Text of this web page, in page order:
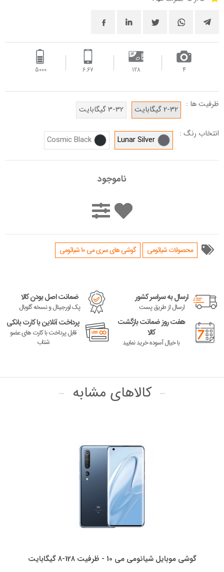
4
128
6.67
5000 ‌
ظرفیت ها : 2-32 گیگابایت 3-32 گیگابایت
انتخاب رنگ :
Lunar Silver
Cosmic Black
ناموجود
محصولات شیائومی گوشی های سری می 10 شیائومی
ارسال به سراسر کشور
ارسال از طریق پست
ضمانت اصل بودن کالا
پک اورجینال و نسخه گلوبال
هفت روز ضمانت بازگشت
کالا
با خیال آسوده خرید نمایید
پرداخت آنلاین با کارت بانکی
قابل پرداخت با کارت های عضو
شتاب
کالاهای مشابه
گوشی موبایل شیائومی می 10 - ظرفیت 128-8 گیگابایت